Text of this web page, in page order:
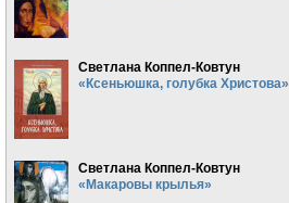
Светлана Коппел-Ковтун
«Ксеньюшка, голубка Христова»
Светлана Коппел-Ковтун
«Макаровы крылья»